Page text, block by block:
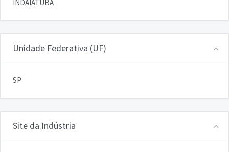
INDAIATUBA
Unidade Federativa (UF)
SP
Site da Indústria